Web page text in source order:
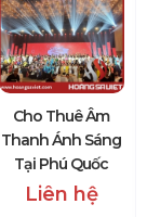
Cho Thuê Âm
Thanh Ánh Sáng
Tại Phú Quốc
Liên hệ